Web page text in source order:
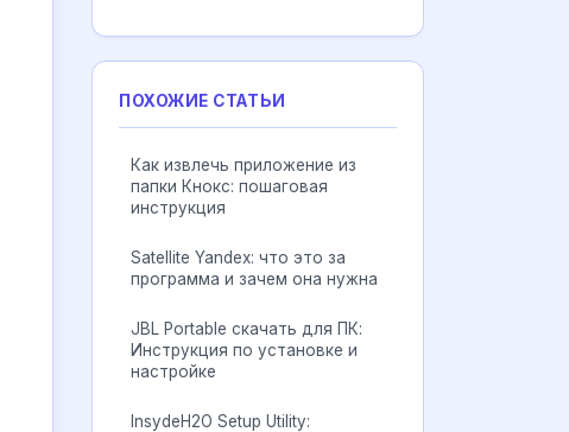
ПОХОЖИЕ СТАТЬИ
Как извлечь приложение из
папки Кнокс: пошаговая
инструкция
Satellite Yandex: что это за
программа и зачем она нужна
JBL Portable скачать для ПК:
Инструкция по установке и
настройке
InsydeH2O Setup Utility: